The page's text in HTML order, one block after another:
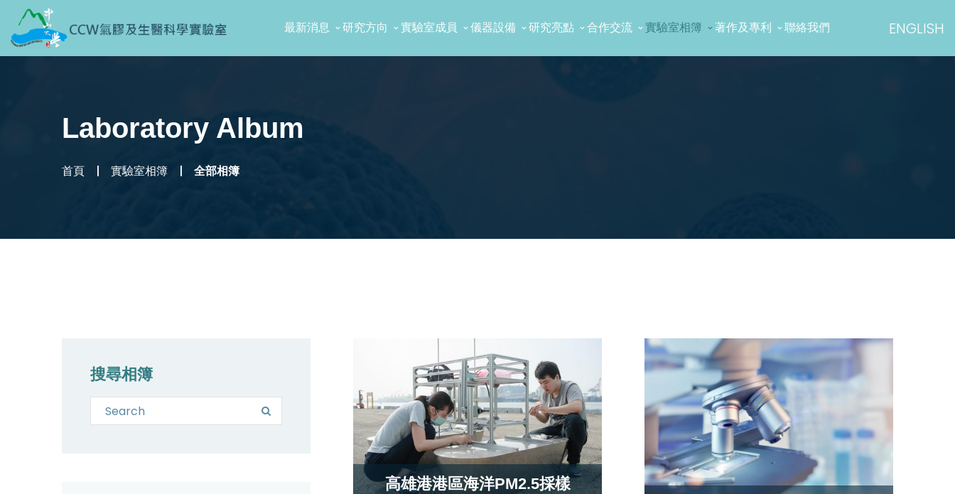
最新消息 研究方向 實驗室成員 儀器設備 研究亮點 合作交流 實驗室相簿 著作及專利 聯絡我們 ENGLISH
Laboratory Album
首頁 實驗室相簿 全部相簿
高雄港港區海洋PM2.5採樣
搜尋相簿
Search for: